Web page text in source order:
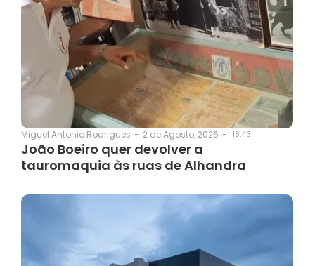
Miguel Antonio Rodrigues - 2 de Agosto, 2026 - 18:43
João Boeiro quer devolver a
tauromaquia às ruas de Alhandra